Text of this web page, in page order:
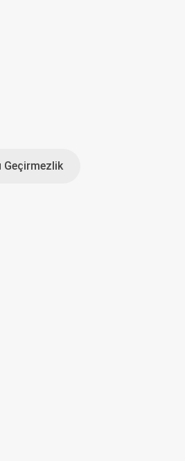
Geçirmezlik